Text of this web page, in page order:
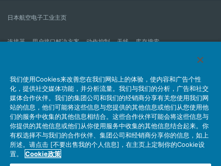
日本航空电子工业主页
连接器 用户接口解决方案 动作控制 天线 库存搜索
我们的公司 企业社会责任 IR消息 公司新到信息列表
产品信息新的列表
网站地图
联系我们
个人信息保护方针 JAE Cookie政策
关于利用本网站
社交媒体官方账号运营方针
我们使用Cookies来改善您在我们网站上的体验，使内容和广告个性
化，提供社交媒体功能，并分析流量。我们与我们的分析，广告和社交
媒体合作伙伴。我们的集团公司和我们的经销商分享有关您使用我们网
站的信息，他们可能将这些信息与您提供的其他信息或他们从您使用他
们的服务中收集的其他信息相结合。这些合作伙伴可能会将这些信息与
你提供的其他信息或他们从你使用服务中收集的其他信息结合起来。你
有权选择不与我们的合作伙伴、集团公司和经销商分享你的信息，如上
所述。请点击 [不要出售我的个人信息]，在主页上定制你的Cookie设
置。
Cookie政策